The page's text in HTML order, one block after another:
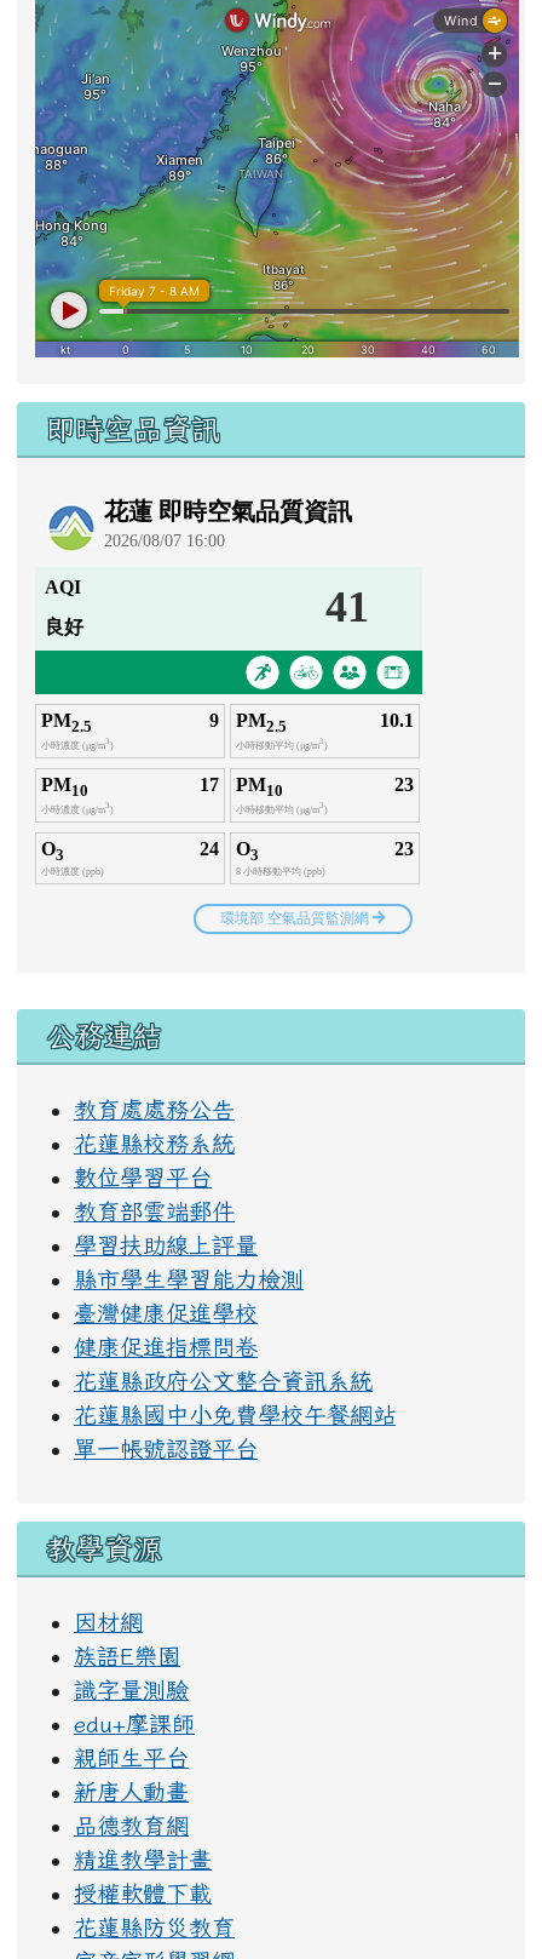
即時空品資訊
右邊區域內容
公務連結
教育處處務公告
花蓮縣校務系統
數位學習平台
教育部雲端郵件
學習扶助線上評量
縣市學生學習能力檢測
臺灣健康促進學校
健康促進指標問卷
花蓮縣政府公文整合資訊系統
花蓮縣國中小免費學校午餐網站
單一帳號認證平台
教學資源
因材網
族語E樂園
識字量測驗
edu+摩課師
親師生平台
新唐人動畫
品德教育網
精進教學計畫
授權軟體下載
花蓮縣防災教育